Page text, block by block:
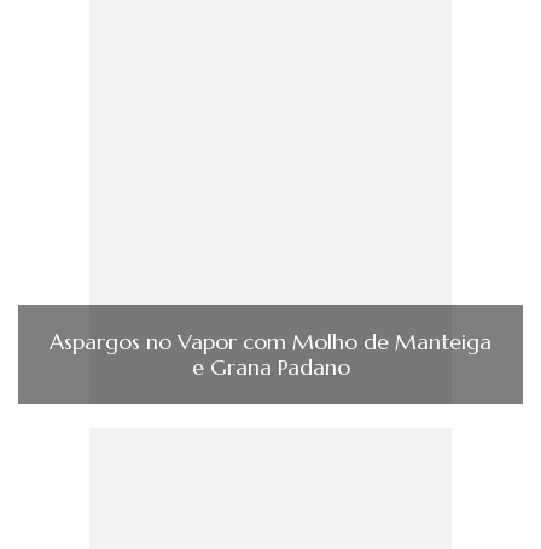
Aspargos no Vapor com Molho de Manteiga
e Grana Padano